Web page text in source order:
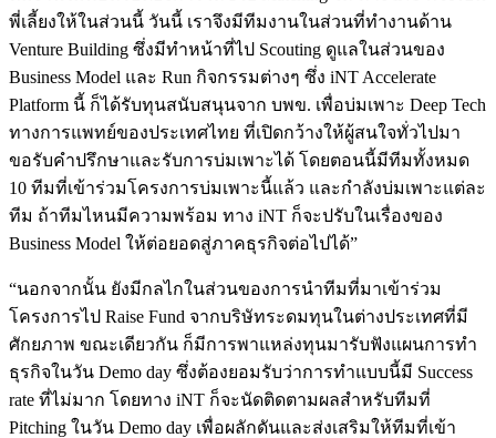
พี่เลี้ยงให้ในส่วนนี้ วันนี้ เราจึงมีทีมงานในส่วนที่ทำงานด้าน
Venture Building ซึ่งมีทำหน้าที่ไป Scouting ดูแลในส่วนของ
Business Model และ Run กิจกรรมต่างๆ ซึ่ง iNT Accelerate
Platform นี้ ก็ได้รับทุนสนับสนุนจาก บพข. เพื่อบ่มเพาะ Deep Tech
ทางการแพทย์ของประเทศไทย ที่เปิดกว้างให้ผู้สนใจทั่วไปมา
ขอรับคำปรึกษาและรับการบ่มเพาะได้ โดยตอนนี้มีทีมทั้งหมด
10 ทีมที่เข้าร่วมโครงการบ่มเพาะนี้แล้ว และกำลังบ่มเพาะแต่ละ
ทีม ถ้าทีมไหนมีความพร้อม ทาง iNT ก็จะปรับในเรื่องของ
Business Model ให้ต่อยอดสู่ภาคธุรกิจต่อไปได้”
“นอกจากนั้น ยังมีกลไกในส่วนของการนำทีมที่มาเข้าร่วม
โครงการไป Raise Fund จากบริษัทระดมทุนในต่างประเทศที่มี
ศักยภาพ ขณะเดียวกัน ก็มีการพาแหล่งทุนมารับฟังแผนการทำ
ธุรกิจในวัน Demo day ซึ่งต้องยอมรับว่าการทำแบบนี้มี Success
rate ที่ไม่มาก โดยทาง iNT ก็จะนัดติดตามผลสำหรับทีมที่
Pitching ในวัน Demo day เพื่อผลักดันและส่งเสริมให้ทีมที่เข้า